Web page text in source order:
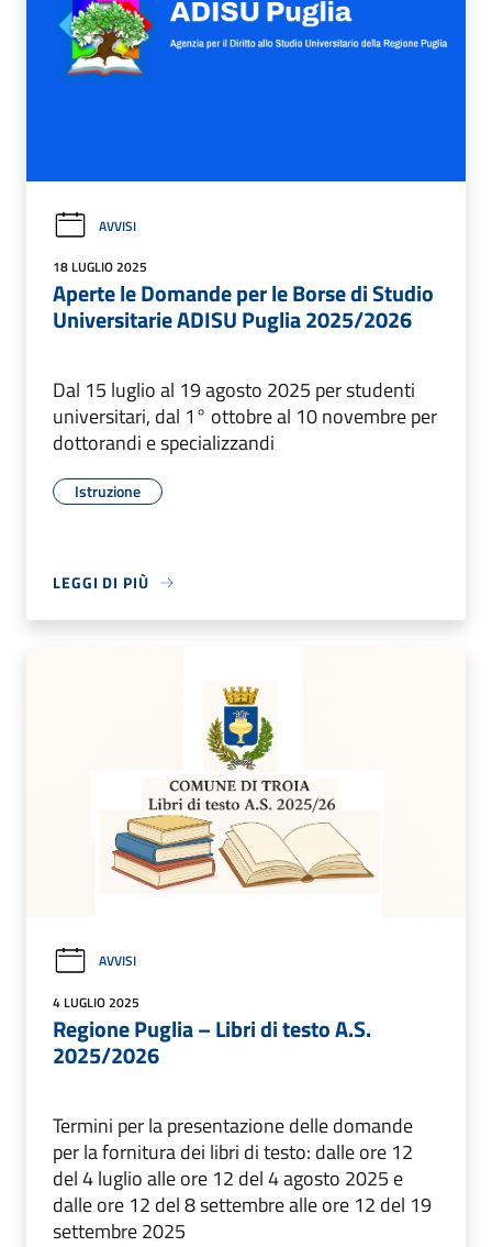
AVVISI
18 LUGLIO 2025
Aperte le Domande per le Borse di Studio
Universitarie ADISU Puglia 2025/2026
Dal 15 luglio al 19 agosto 2025 per studenti
universitari, dal 1° ottobre al 10 novembre per
dottorandi e specializzandi
Istruzione
LEGGI DI PIÙ
AVVISI
4 LUGLIO 2025
Regione Puglia – Libri di testo A.S.
2025/2026
Termini per la presentazione delle domande
per la fornitura dei libri di testo: dalle ore 12
del 4 luglio alle ore 12 del 4 agosto 2025 e
dalle ore 12 del 8 settembre alle ore 12 del 19
settembre 2025